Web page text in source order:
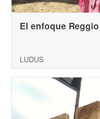
El enfoque
LUDUS